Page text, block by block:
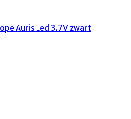
Auris Led 3.7V zwart